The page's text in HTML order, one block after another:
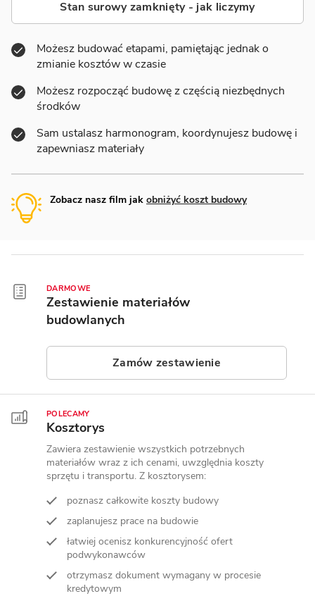
Stan surowy zamknięty - jak liczymy
Możesz budować etapami, pamiętając jednak o
zmianie kosztów w czasie
Możesz rozpocząć budowę z częścią niezbędnych
środków
Sam ustalasz harmonogram, koordynujesz budowę i
zapewniasz materiały
Zobacz nasz film jak obniżyć koszt budowy
DARMOWE
Zestawienie materiałów
budowlanych
Zamów zestawienie
POLECAMY
Kosztorys
Zawiera zestawienie wszystkich potrzebnych
materiałów wraz z ich cenami, uwzględnia koszty
sprzętu i transportu. Z kosztorysem:
poznasz całkowite koszty budowy
zaplanujesz prace na budowie
łatwiej ocenisz konkurencyjność ofert
podwykonawców
otrzymasz dokument wymagany w procesie
kredytowym